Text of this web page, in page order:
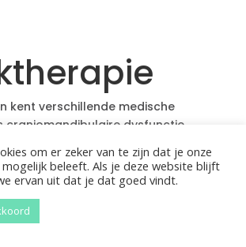
kent verschillende medische
craniomandibulaire dysfunctie
oorzaken van kaakklachten.
krijgen na een bezoek aan de
openen – te ver openen van
om er zeker van te zijn dat je onze
beleeft. Als je deze website blijft
ervan uit dat je dat goed vindt.